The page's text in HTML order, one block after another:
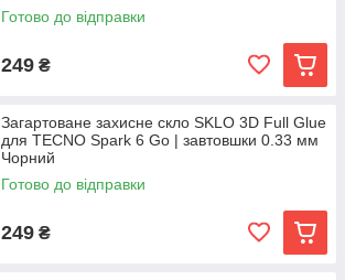
Готово до відправки
249 ₴
Загартоване захисне скло SKLO 3D Full Glue
для TECNO Spark 6 Go | завтовшки 0.33 мм
Чорний
Готово до відправки
249 ₴